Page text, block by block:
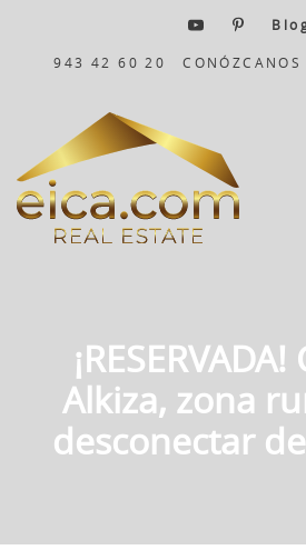
943 42 60 20 CONÓZCANOS
Alkiza, zona
desconectar